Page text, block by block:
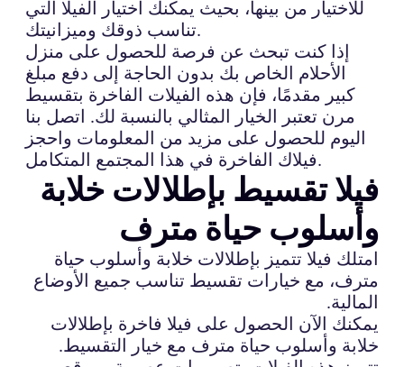
للاختيار من بينها، بحيث يمكنك اختيار الفيلا التي
تناسب ذوقك وميزانيتك.
إذا كنت تبحث عن فرصة للحصول على منزل
الأحلام الخاص بك بدون الحاجة إلى دفع مبلغ
كبير مقدمًا، فإن هذه الفيلات الفاخرة بتقسيط
مرن تعتبر الخيار المثالي بالنسبة لك. اتصل بنا
اليوم للحصول على مزيد من المعلومات واحجز
فيلاك الفاخرة في هذا المجتمع المتكامل.
فيلا تقسيط بإطلالات خلابة
وأسلوب حياة مترف
امتلك فيلا تتميز بإطلالات خلابة وأسلوب حياة
مترف، مع خيارات تقسيط تناسب جميع الأوضاع
المالية.
يمكنك الآن الحصول على فيلا فاخرة بإطلالات
خلابة وأسلوب حياة مترف مع خيار التقسيط.